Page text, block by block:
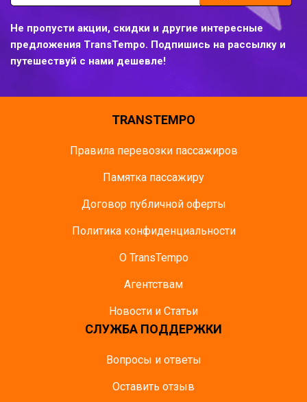
Не пропусти акции, скидки и другие интересные
предложения TransTempo. Подпишись на рассылку и
путешествуй с нами дешевле!
TRANSTEMPO
Правила перевозки пассажиров
Памятка пасcажиру
Договор публичной оферты
Политика конфиденциальности
О TransTempo
Агентствам
Новости и Статьи
СЛУЖБА ПОДДЕРЖКИ
Вопросы и ответы
Оставить отзыв